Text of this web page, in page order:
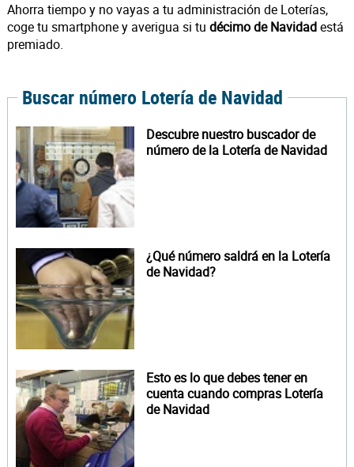
Ahorra tiempo y no vayas a tu administración de Loterías,
coge tu smartphone y averigua si tu décimo de Navidadestá
premiado.
Buscar número Lotería de Navidad
Descubre nuestro buscador de
número de la Lotería de Navidad
¿Qué número saldrá en la Lotería
de Navidad?
Esto es lo que debes tener en
cuenta cuando compras Lotería
de Navidad